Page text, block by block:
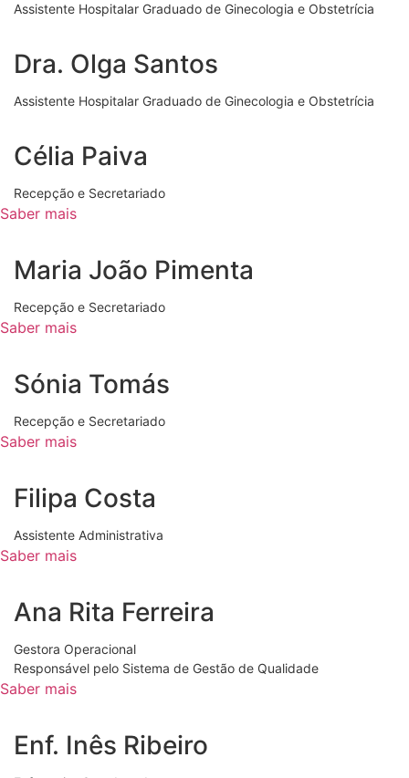
Assistente Hospitalar Graduado de Ginecologia e Obstetrícia
Dra. Olga Santos
Assistente Hospitalar Graduado de Ginecologia e Obstetrícia
Célia Paiva
Recepção e Secretariado
Saber mais
Maria João Pimenta
Recepção e Secretariado
Saber mais
Sónia Tomás
Recepção e Secretariado
Saber mais
Filipa Costa
Assistente Administrativa
Saber mais
Ana Rita Ferreira
Gestora Operacional
Responsável pelo Sistema de Gestão de Qualidade
Saber mais
Enf. Inês Ribeiro